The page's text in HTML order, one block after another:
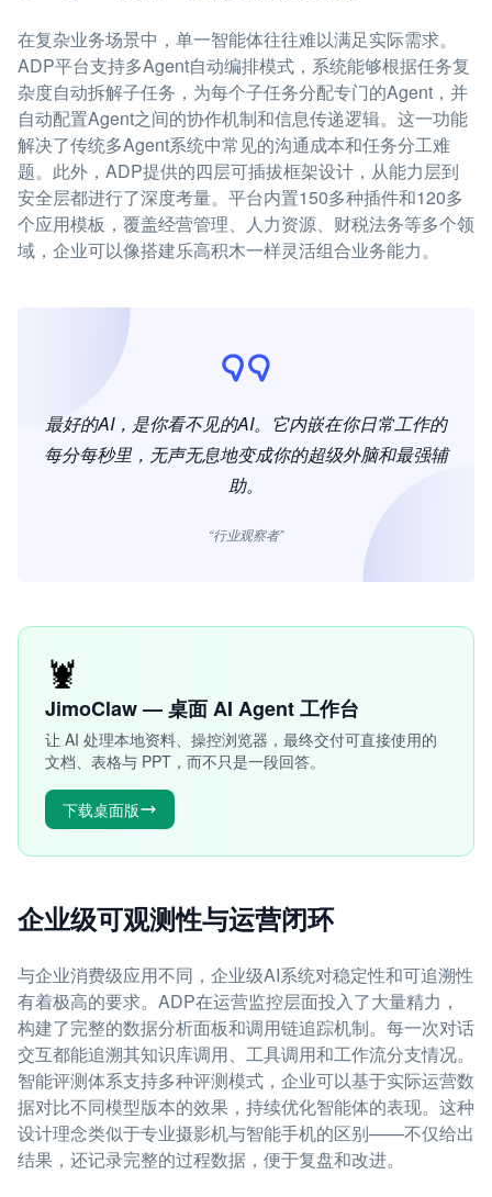
在复杂业务场景中，单一智能体往往难以满足实际需求。
ADP平台支持多Agent自动编排模式，系统能够根据任务复
杂度自动拆解子任务，为每个子任务分配专门的Agent，并
自动配置Agent之间的协作机制和信息传递逻辑。这一功能
解决了传统多Agent系统中常见的沟通成本和任务分工难
题。此外，ADP提供的四层可插拔框架设计，从能力层到
安全层都进行了深度考量。平台内置150多种插件和120多
个应用模板，覆盖经营管理、人力资源、财税法务等多个领
域，企业可以像搭建乐高积木一样灵活组合业务能力。
最好的AI，是你看不见的AI。它内嵌在你日常工作的
每分每秒里，无声无息地变成你的超级外脑和最强辅
助。
“行业观察者”
🦞
JimoClaw — 桌面 AI Agent 工作台
让 AI 处理本地资料、操控浏览器，最终交付可直接使用的
文档、表格与 PPT，而不只是一段回答。
下载桌面版
企业级可观测性与运营闭环
与企业消费级应用不同，企业级AI系统对稳定性和可追溯性
有着极高的要求。ADP在运营监控层面投入了大量精力，
构建了完整的数据分析面板和调用链追踪机制。每一次对话
交互都能追溯其知识库调用、工具调用和工作流分支情况。
智能评测体系支持多种评测模式，企业可以基于实际运营数
据对比不同模型版本的效果，持续优化智能体的表现。这种
设计理念类似于专业摄影机与智能手机的区别——不仅给出
结果，还记录完整的过程数据，便于复盘和改进。